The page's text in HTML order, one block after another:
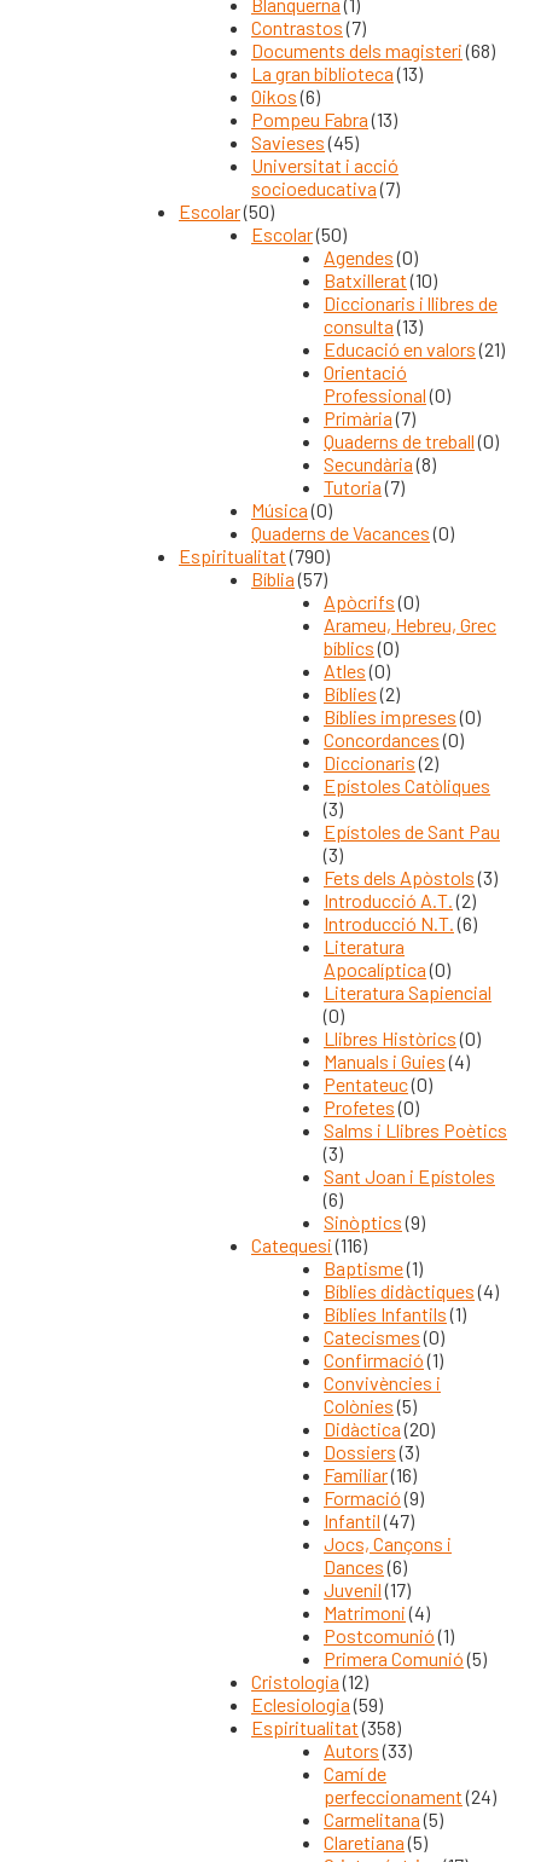
Blanquerna (1)
Contrastos (7)
Documents dels magisteri (68)
La gran biblioteca (13)
Oikos (6)
Pompeu Fabra (13)
Savieses (45)
Universitat i acció
socioeducativa (7)
Escolar(50)
Escolar(50)
Agendes (0)
Batxillerat (10)
Diccionaris i llibres de
consulta (13)
Educació en valors (21)
Orientació
Professional (0)
Primària (7)
Quaderns de treball (0)
Secundària (8)
Tutoria (7)
Música (0)
Quaderns de Vacances (0)
Espiritualitat (790)
Bíblia (57)
Apòcrifs (0)
Arameu, Hebreu, Grec
bíblics (0)
Atles (0)
Bíblies (2)
Bíblies impreses (0)
Concordances (0)
Diccionaris (2)
Epístoles Catòliques
(3)
Epístoles de Sant Pau
(3)
Fets dels Apòstols (3)
Introducció A.T. (2)
Introducció N.T. (6)
Literatura
Apocalíptica (0)
Literatura Sapiencial
(0)
Llibres Històrics (0)
Manuals i Guies (4)
Pentateuc(0)
Profetes (0)
Salms i Llibres Poètics
(3)
Sant Joan i Epístoles
(6)
Sinòptics (9)
Catequesi (116)
Baptisme(1)
Bíblies didàctiques (4)
Bíblies Infantils (1)
Catecismes (0)
Confirmació (1)
Convivències i
Colònies (5)
Didàctica (20)
Dossiers (3)
Familiar(16)
Formació (9)
Infantil (47)
Jocs, Cançons i
Dances (6)
Juvenil (17)
Matrimoni (4)
Postcomunió (1)
Primera Comunió (5)
Cristologia (12)
Eclesiologia (59)
Espiritualitat (358)
Autors (33)
Camí de
perfeccionament (24)
Carmelitana (5)
Claretiana (5)